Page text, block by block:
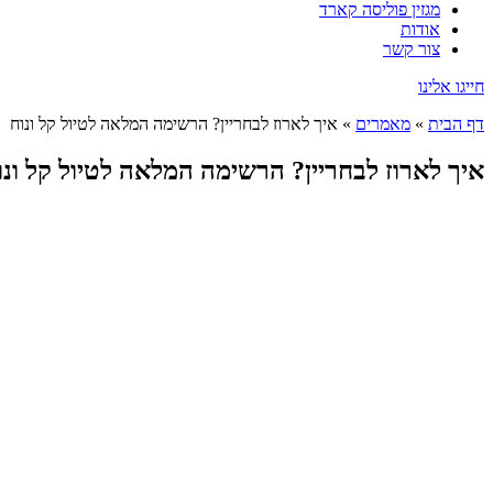
מגזין פוליסה קארד
אודות
צור קשר
חייגו אלינו
דף הבית » מאמרים » איך לארוז לבחריין? הרשימה המלאה לטיול קל ונוח
איך לארוז לבחריין? הרשימה המלאה לטיול קל